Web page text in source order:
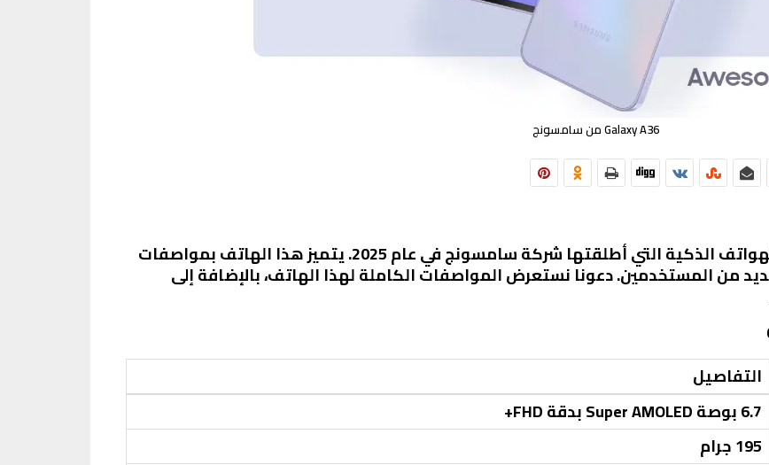
Galaxy A36 من سامسونج
هاتف Galaxy A36 5G هو واحد من أحدث الهواتف الذكية التي أطلقتها شركة سامسونج في عام 2025. يتميز هذا الهاتف بمواصفات
من المستخدمين. دعونا نستعرض المواصفات الكاملة لهذا الهاتف، بالإضافة إلى
التفاصيل
6.7 بوصة Super AMOLED بدقة FHD+
195 جرام